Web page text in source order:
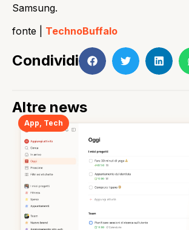
Samsung.
fonte | TechnoBuffalo
Condividi
Altre news
App Tech